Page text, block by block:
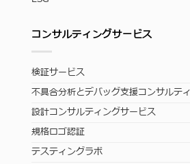
コンサルティングサービス
検証サービス
不具合分析とデバッグ支援コンサルテ
設計コンサルティングサービス
規格ロゴ認証
テスティングラボ